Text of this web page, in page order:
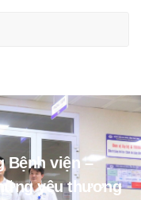
Bệnh viện –
yêu thương